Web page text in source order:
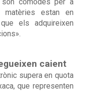
estan en
els adquireixen
caient
supera en quota
que representen